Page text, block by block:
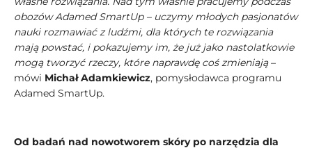
obozów Adamed SmartUp – uczymy młodych pasjonatów
nauki rozmawiać z ludźmi, dla których te rozwiązania
mają powstać, i pokazujemy im, że już jako nastolatkowie
mogą tworzyć rzeczy, które naprawdę coś zmieniają–
mówi Michał Adamkiewicz, pomysłodawca programu
Adamed SmartUp.
Od badań nad nowotworem skóry po narzędzia dla